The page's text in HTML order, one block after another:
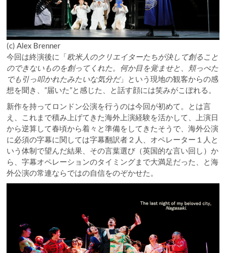
(c) Alex Brenner
今回は終演後に「欧米人のクリエイターたちが決して創ること
のできないものを創ってくれた。何か目を覚ませと、頬っぺた
でも引っ叩かれたみたいな気分だ」という現地の観客からの感
想を聞き、”届いた”と感じた、と話す顔には笑みがこぼれる。
新作を持ってロンドン公演を行うのは今回が初めて。とは言
え、これまで積み上げてきた海外上演経験を活かして、上演日
から逆算して春頃から着々と準備をしてきたそうで、海外公演
に必須の字幕に関しては字幕翻訳者２人、オペレーター１人と
いう体制で望んだ結果、その言葉選び（英国的な言い回し）か
ら、字幕オペレーションのタイミングまで大満足だった、と海
外公演の常連ならではの自信をのぞかせた。